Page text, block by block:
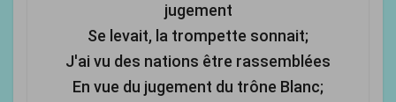
jugement
Se levait, la trompette sonnait;
J'ai vu des nations être rassemblées
En vue du jugement du trône Blanc;